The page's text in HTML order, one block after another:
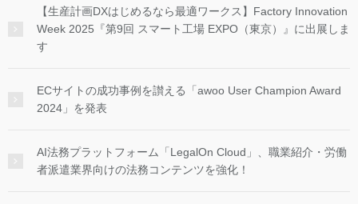
【生産計画DXはじめるなら最適ワークス】Factory Innovation
Week 2025『第9回 スマート工場 EXPO（東京）』に出展しま
す
ECサイトの成功事例を讃える「awoo User Champion Award
2024」を発表
AI法務プラットフォーム「LegalOn Cloud」、職業紹介・労働
者派遣業界向けの法務コンテンツを強化！